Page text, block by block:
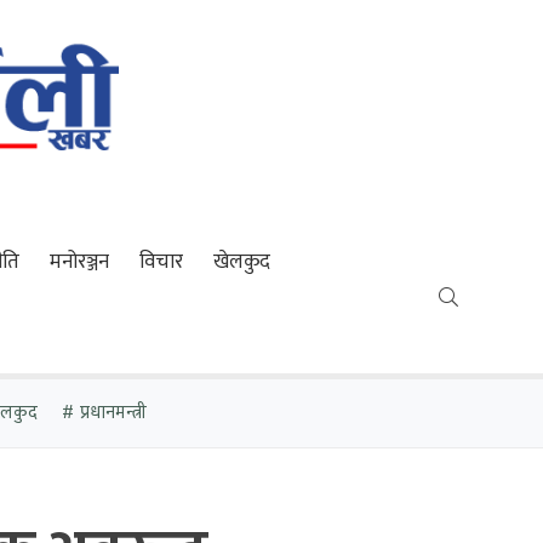
मनोरञ्जन विचार खेलकुद
प्रधानमन्त्री